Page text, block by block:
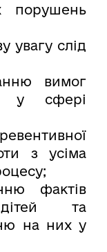
порушень
увагу слід
вимог
у сфері
з усіма
фактів
та
на них у